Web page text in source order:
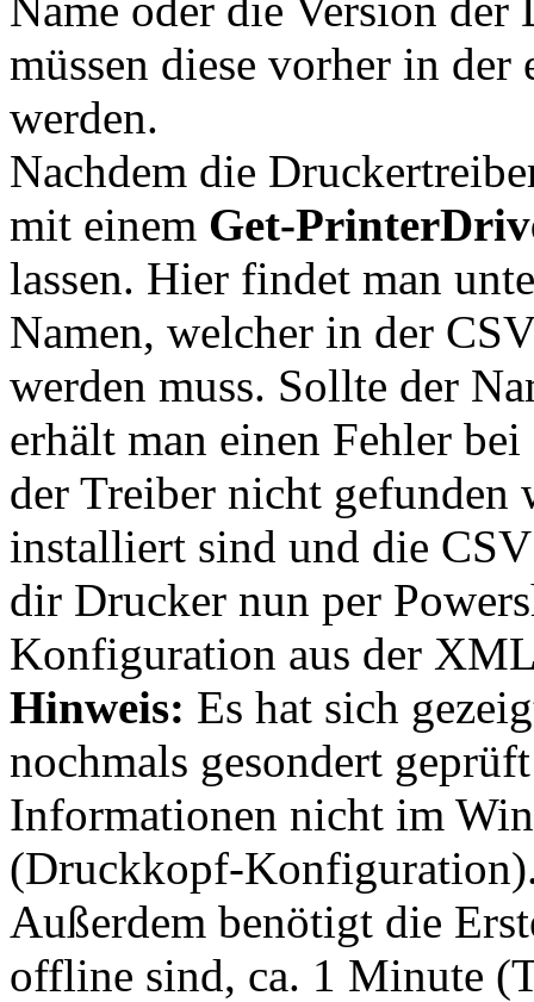
müssen diese vorher in der
werden.
Nachdem die
mit einem Get-
lassen. Hier findet man
Namen, welcher in der
werden muss. Sollte der
erhält man einen Fehler
der Treiber nicht gefunden
installiert sind und die
dir Drucker nun per
Konfiguration aus der
Hinweis: Es hat sich
nochmals gesondert
Informationen nicht im
(Druckkopf-
Außerdem benötigt die
offline sind, ca. 1 Minute